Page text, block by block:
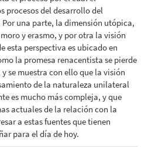
procesos del desarrollo del
una parte, la dimensión utópica,
y erasmo, y por otra la visión
esta perspectiva es ubicado en
la promesa renacentista se pierde
se muestra con ello que la visión
de la naturaleza unilateral
es mucho más compleja, y que
actuales de la relación con la
a estas fuentes que tienen
para el día de hoy.